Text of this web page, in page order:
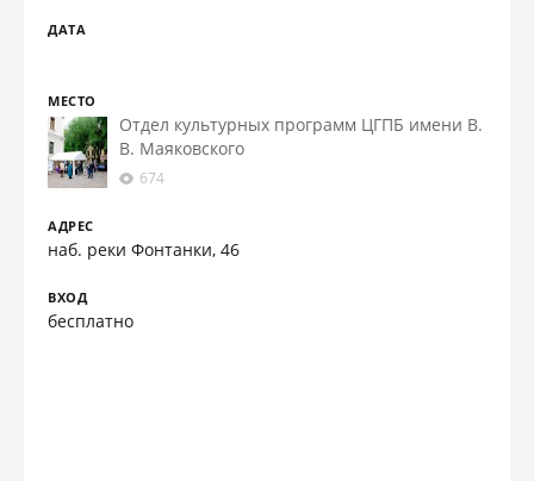
ДАТА
МЕСТО
Отдел культурных программ ЦГПБ имени В.
В. Маяковского
674
АДРЕС
наб. реки Фонтанки, 46
ВХОД
бесплатно